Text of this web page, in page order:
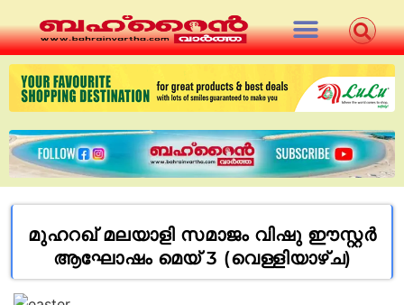
മുഹറഖ് മലയാളി സമാജം വിഷു ഈസ്റ്റർ
ആഘോഷം മെയ് 3 (വെള്ളിയാഴ്ച)